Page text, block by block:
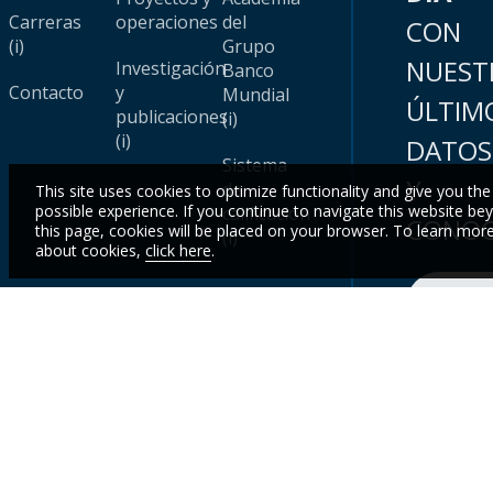
Carreras
(i)
Contacto
operaciones
Investigación
y
publicaciones
(i)
del
Grupo
Banco
Mundial
(i)
Sistema
de
calificación
(i)
CON
DATOS
Y
This site uses cookies to optimize functionality and give you
possible experience. If you continue to navigate this website
this page, cookies will be placed on your browser. To learn
about cookies, click here.